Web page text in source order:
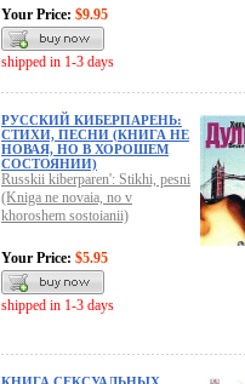
Your Price: $9.95
shipped in 1-3 days
РУССКИЙ КИБЕРПАРЕНЬ:
СТИХИ, ПЕСНИ (КНИГА НЕ
НОВАЯ, НО В ХОРОШЕМ
СОСТОЯНИИ)
Russkii kiberparen': Stikhi, pesni
(Kniga ne novaia, no v
khoroshem sostoianii)
Your Price: $5.95
shipped in 1-3 days